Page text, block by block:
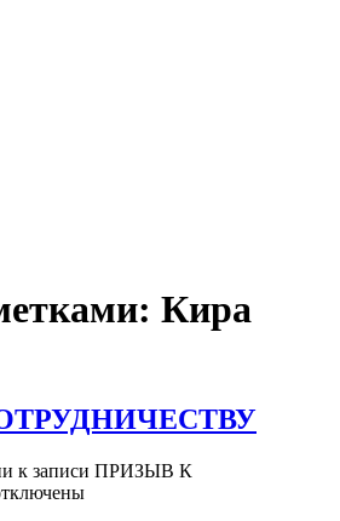
Кира
к записи ПРИЗЫВ К